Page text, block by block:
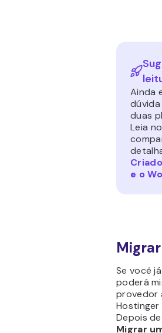
Ainda
duas
Leia
e o
Se você
poderá
provedor
Depois
Migrar